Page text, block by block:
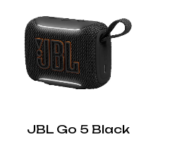
JBL Go 5 Black